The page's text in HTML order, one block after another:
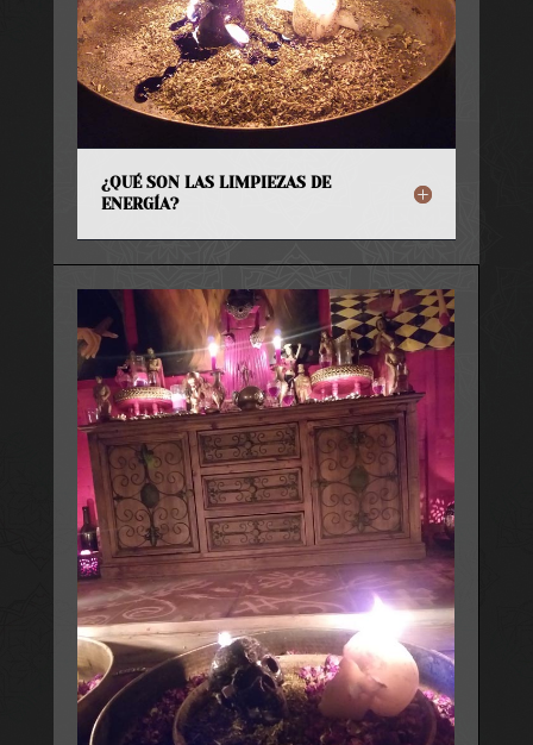
¿QUÉ SON LAS LIMPIEZAS DE
ENERGÍA?